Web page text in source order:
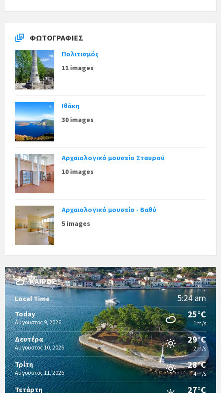
ΦΩΤΟΓΡΑΦΊΕΣ
Πολιτισμός
11 images
Ιθάκη
30 images
Αρχαιολογικό μουσείο Σταυρού
10 images
Αρχαιολογικό μουσείο - Βαθύ
5 images
ΚΑΙΡΌΣ
Local Time 5:24 am
Today
Αύγουστος 9, 2026
25°C
1m/s
Δευτέρα
Αύγουστος 10, 2026
29°C
2m/s
Τρίτη
Αύγουστος 11, 2026
28°C
4m/s
Τετάρτη 27°C